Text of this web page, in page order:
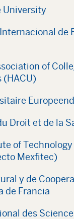
University
de
of
(HACU)
Droit et de la
of
Mexfitec)
y de
de Francia
des